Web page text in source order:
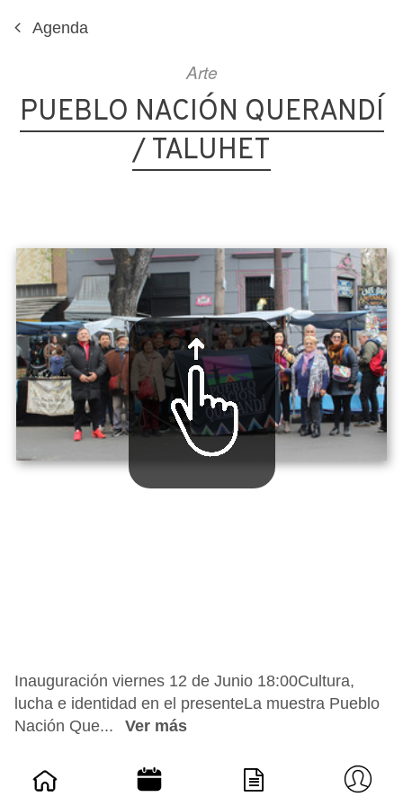
Agenda
Arte
PUEBLO NACIÓN QUERANDÍ
/ TALUHET
Inauguración viernes 12 de Junio 18:00Cultura,
lucha e identidad en el presenteLa muestra Pueblo
Nación Que...
Ver más